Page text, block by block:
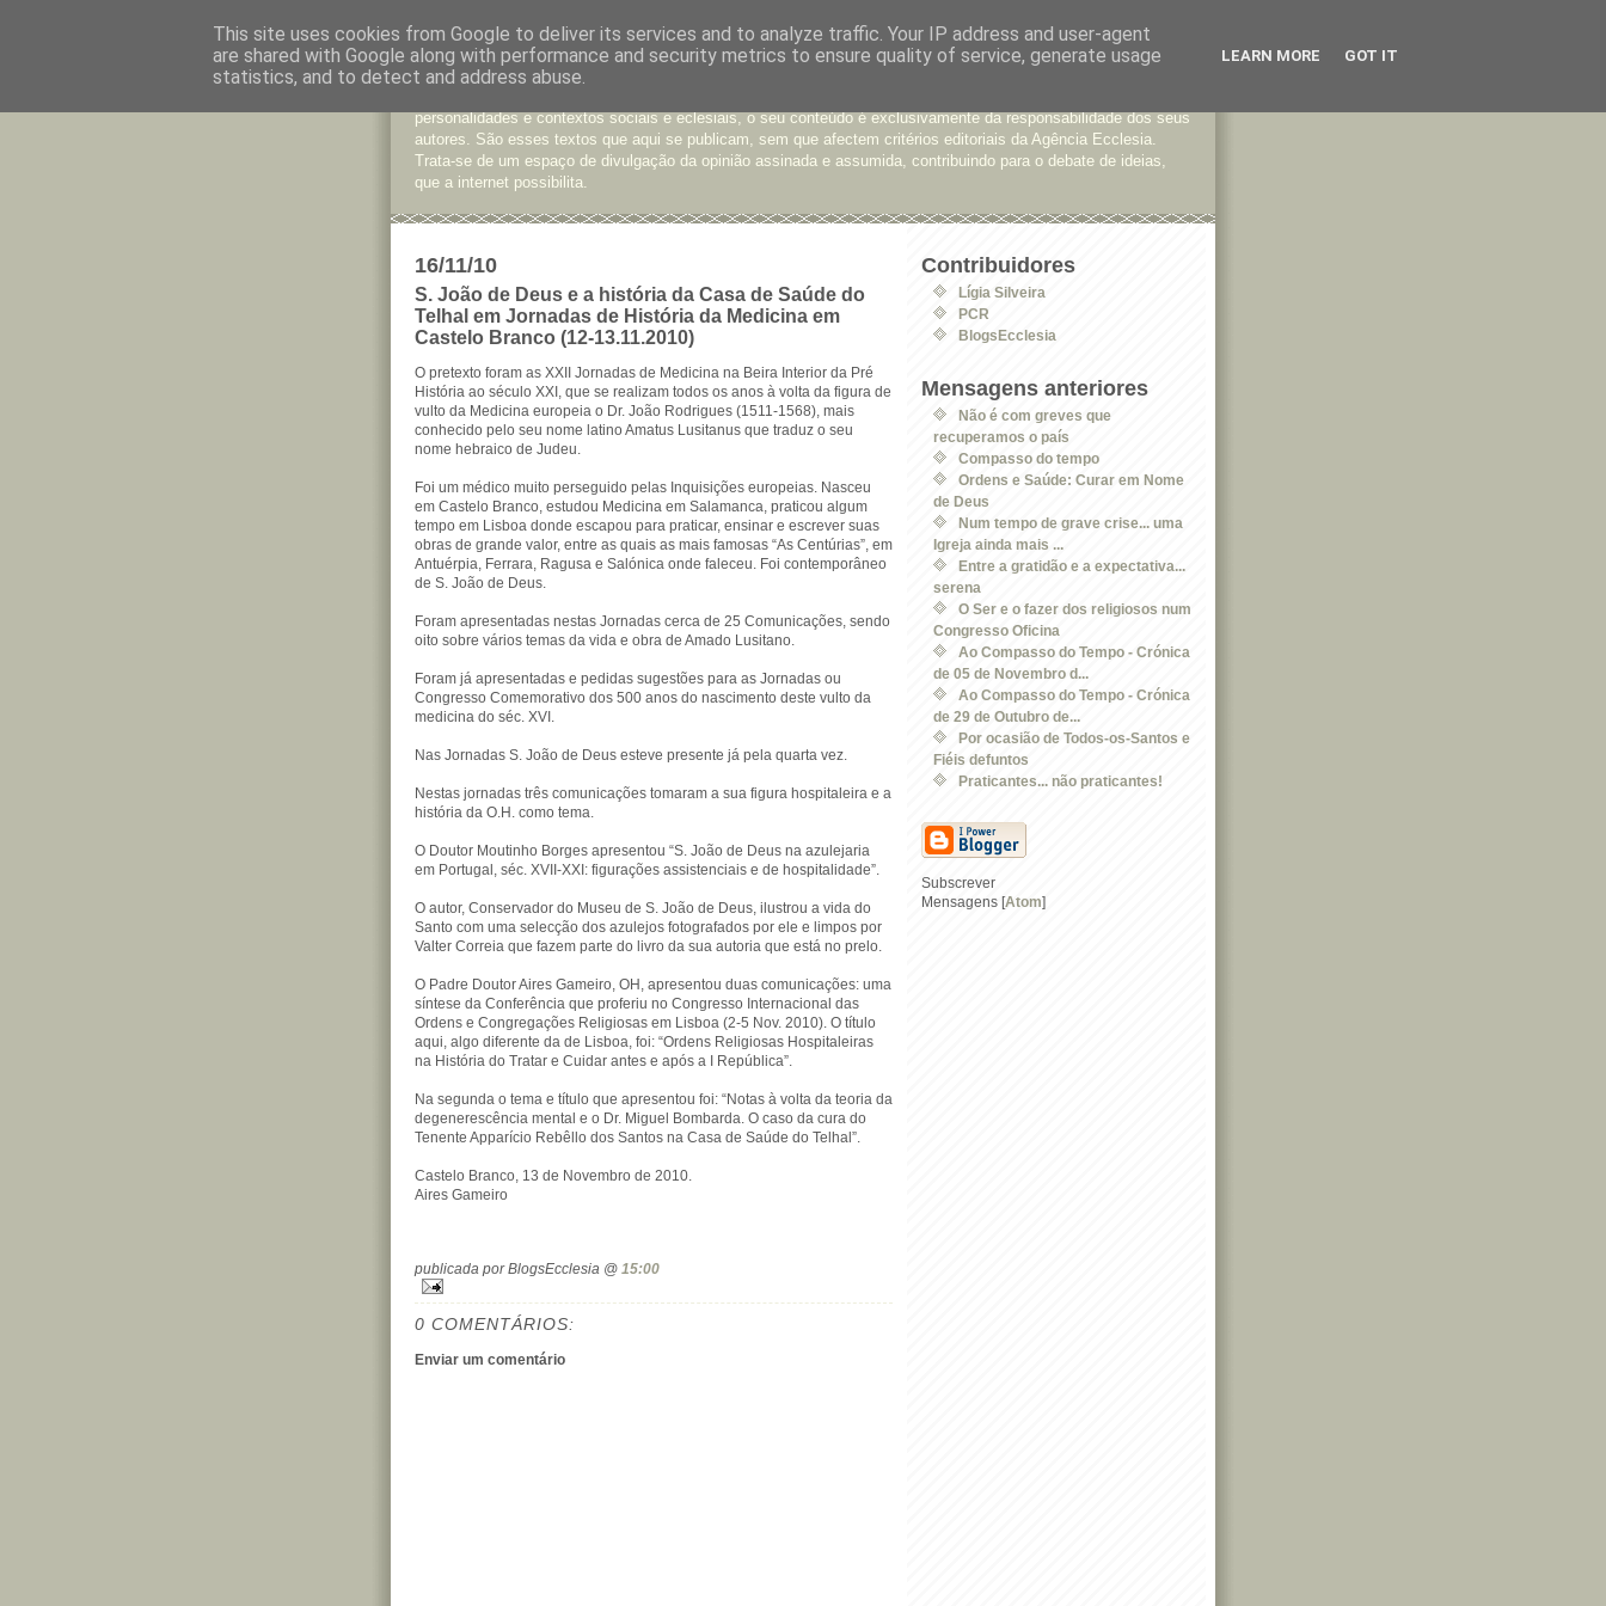
Jornal de Opinião
personalidades e contextos sociais e eclesiais, o seu conteúdo é exclusivamente da responsabilidade dos seus
autores. São esses textos que aqui se publicam, sem que afectem critérios editoriais da Agência Ecclesia.
Trata-se de um espaço de divulgação da opinião assinada e assumida, contribuindo para o debate de ideias,
que a internet possibilita.
16/11/10
S. João de Deus e a história da Casa de Saúde do
Telhal em Jornadas de História da Medicina em
Castelo Branco (12-13.11.2010)
O pretexto foram as XXII Jornadas de Medicina na Beira Interior da Pré
História ao século XXI, que se realizam todos os anos à volta da figura de
vulto da Medicina europeia o Dr. João Rodrigues (1511-1568), mais
conhecido pelo seu nome latino Amatus Lusitanus que traduz o seu
nome hebraico de Judeu.
Foi um médico muito perseguido pelas Inquisições europeias. Nasceu
em Castelo Branco, estudou Medicina em Salamanca, praticou algum
tempo em Lisboa donde escapou para praticar, ensinar e escrever suas
obras de grande valor, entre as quais as mais famosas “As Centúrias”, em
Antuérpia, Ferrara, Ragusa e Salónica onde faleceu. Foi contemporâneo
de S. João de Deus.
Foram apresentadas nestas Jornadas cerca de 25 Comunicações, sendo
oito sobre vários temas da vida e obra de Amado Lusitano.
Foram já apresentadas e pedidas sugestões para as Jornadas ou
Congresso Comemorativo dos 500 anos do nascimento deste vulto da
medicina do séc. XVI.
Nas Jornadas S. João de Deus esteve presente já pela quarta vez.
Nestas jornadas três comunicações tomaram a sua figura hospitaleira e a
história da O.H. como tema.
O Doutor Moutinho Borges apresentou “S. João de Deus na azulejaria
em Portugal, séc. XVII-XXI: figurações assistenciais e de hospitalidade”.
O autor, Conservador do Museu de S. João de Deus, ilustrou a vida do
Santo com uma selecção dos azulejos fotografados por ele e limpos por
Valter Correia que fazem parte do livro da sua autoria que está no prelo.
O Padre Doutor Aires Gameiro, OH, apresentou duas comunicações: uma
síntese da Conferência que proferiu no Congresso Internacional das
Ordens e Congregações Religiosas em Lisboa (2-5 Nov. 2010). O título
aqui, algo diferente da de Lisboa, foi: “Ordens Religiosas Hospitaleiras
na História do Tratar e Cuidar antes e após a I República”.
Na segunda o tema e título que apresentou foi: “Notas à volta da teoria da
degenerescência mental e o Dr. Miguel Bombarda. O caso da cura do
Tenente Apparício Rebêllo dos Santos na Casa de Saúde do Telhal”.
Castelo Branco, 13 de Novembro de 2010.
Aires Gameiro
publicada por BlogsEcclesia @ 15:00
0 COMENTÁRIOS:
Enviar um comentário
Contribuidores
Lígia Silveira
PCR
BlogsEcclesia
Mensagens anteriores
Não é com greves que
recuperamos o país
Compasso do tempo
Ordens e Saúde: Curar em Nome
de Deus
Num tempo de grave crise... uma
Igreja ainda mais ...
Entre a gratidão e a expectativa...
serena
O Ser e o fazer dos religiosos num
Congresso Oficina
Ao Compasso do Tempo - Crónica
de 05 de Novembro d...
Ao Compasso do Tempo - Crónica
de 29 de Outubro de...
Por ocasião de Todos-os-Santos e
Fiéis defuntos
Praticantes... não praticantes!
Subscrever
Mensagens [Atom]
This site uses cookies from Google to deliver its services and to analyze traffic. Your IP address and user-agent
are shared with Google along with performance and security metrics to ensure quality of service, generate usage
statistics, and to detect and address abuse.
LEARN MORE GOT IT